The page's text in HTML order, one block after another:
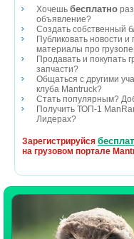
Хочешь бесплатно
объявление?
Создать собственный
Публиковать новости
материалы про
Продавать и покупать
запчасти?
Общаться с другими
клуба Mantruck?
Стать популярным?
Получить ТОП-1
Лидерах?
Зарегистрируйся
на грузовом портале